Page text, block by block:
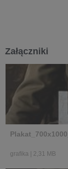
Załączniki
grafika 2,31 MB